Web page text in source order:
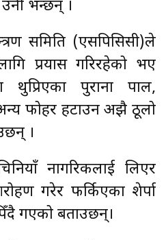
भन्छन् ।
समिति (एसपिसिसी)ले
प्रयास गरिरहेको भए
थुप्रिएका पुराना पाल,
फोहर हटाउन अझै ठूलो
।
नागरिकलाई लिएर
गरेर फर्किएका शेर्पा
गएको बताउछन्।